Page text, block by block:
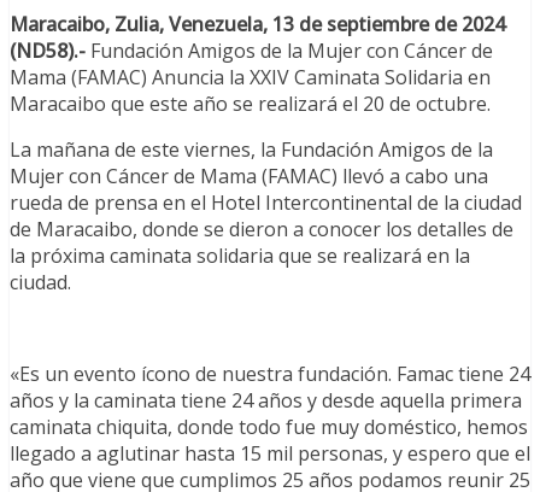
Maracaibo, Zulia, Venezuela, 13 de septiembre de 2024
(ND58).- Fundación Amigos de la Mujer con Cáncer de
Mama (FAMAC) Anuncia la XXIV Caminata Solidaria en
Maracaibo que este año se realizará el 20 de octubre.
La mañana de este viernes, la Fundación Amigos de la
Mujer con Cáncer de Mama (FAMAC) llevó a cabo una
rueda de prensa en el Hotel Intercontinental de la ciudad
de Maracaibo, donde se dieron a conocer los detalles de
la próxima caminata solidaria que se realizará en la
ciudad.
«Es un evento ícono de nuestra fundación. Famac tiene 24
años y la caminata tiene 24 años y desde aquella primera
caminata chiquita, donde todo fue muy doméstico, hemos
llegado a aglutinar hasta 15 mil personas, y espero que el
año que viene que cumplimos 25 años podamos reunir 25